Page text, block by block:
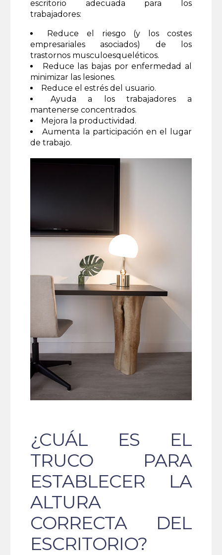
escritorio adecuada para los
trabajadores:
Reduce el riesgo (y los costes
empresariales asociados) de los
trastornos musculoesqueléticos.
Reduce las bajas por enfermedad al
minimizar las lesiones.
Reduce el estrés del usuario.
Ayuda a los trabajadores a
mantenerse concentrados.
Mejora la productividad.
Aumenta la participación en el lugar
de trabajo.
¿CUÁL ES EL
TRUCO PARA
ESTABLECER LA
ALTURA
CORRECTA DEL
ESCRITORIO?